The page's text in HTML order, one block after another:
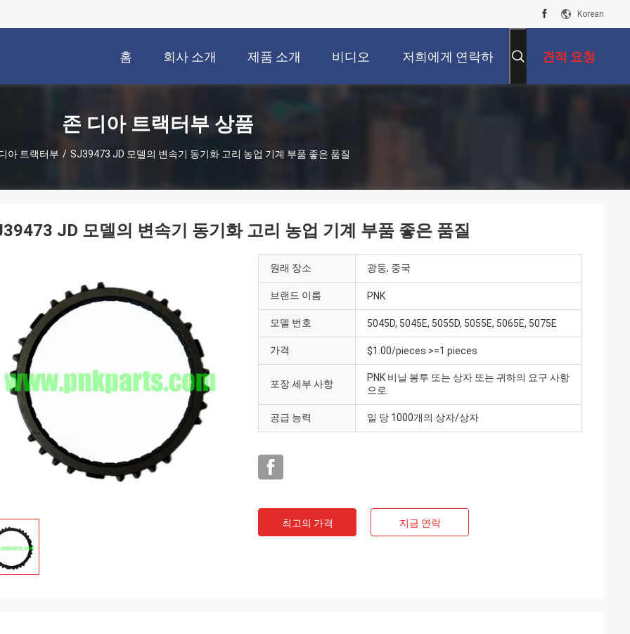
Korean
홈 회사 소개 제품 소개 비디오 저희에게 연락하 견적 요청
존 디아 트랙터부 상품
아 트랙터부 / SJ39473 JD 모델의 변속기 동기화 고리 농업 기계 부품 좋은 품질
JD 모델의 변속기 동기화 고리 농업 기계 부품 좋은 품질
원래 장소 광둥, 중국
브랜드 이름 PNK
모델 번호 5045D, 5045E, 5055D, 5055E, 5065E, 5075E
가격 $1.00/pieces >=1 pieces
포장 세부 사항
PNK 비닐 봉투 또는 상자 또는 귀하의 요구 사항
으로.
공급 능력 일 당 1000개의 상자/상자
최고의 가격 지금 연락